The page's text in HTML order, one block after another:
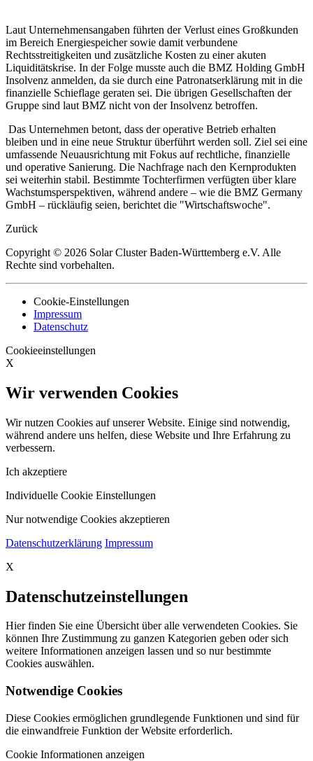
Laut Unternehmensangaben führten der Verlust eines Großkunden
im Bereich Energiespeicher sowie damit verbundene
Rechtsstreitigkeiten und zusätzliche Kosten zu einer akuten
Liquiditätskrise. In der Folge musste auch die BMZ Holding GmbH
Insolvenz anmelden, da sie durch eine Patronatserklärung mit in die
finanzielle Schieflage geraten sei. Die übrigen Gesellschaften der
Gruppe sind laut BMZ nicht von der Insolvenz betroffen.
Das Unternehmen betont, dass der operative Betrieb erhalten
bleiben und in eine neue Struktur überführt werden soll. Ziel sei eine
umfassende Neuausrichtung mit Fokus auf rechtliche, finanzielle
und operative Sanierung. Die Nachfrage nach den Kernprodukten
sei weiterhin stabil. Bestimmte Tochterfirmen verfügten über klare
Wachstumsperspektiven, während andere – wie die BMZ Germany
GmbH – rückläufig seien, berichtet die "Wirtschaftswoche".
Zurück
Copyright © 2026 Solar Cluster Baden-Württemberg e.V. Alle
Rechte sind vorbehalten.
Cookie-Einstellungen
Impressum
Datenschutz
Cookieeinstellungen
X
Wir verwenden Cookies
Wir nutzen Cookies auf unserer Website. Einige sind notwendig,
während andere uns helfen, diese Website und Ihre Erfahrung zu
verbessern.
Ich akzeptiere
Individuelle Cookie Einstellungen
Nur notwendige Cookies akzeptieren
Datenschutzerklärung Impressum
X
Datenschutzeinstellungen
Hier finden Sie eine Übersicht über alle verwendeten Cookies. Sie
können Ihre Zustimmung zu ganzen Kategorien geben oder sich
weitere Informationen anzeigen lassen und so nur bestimmte
Cookies auswählen.
Notwendige Cookies
Diese Cookies ermöglichen grundlegende Funktionen und sind für
die einwandfreie Funktion der Website erforderlich.
Cookie Informationen anzeigen